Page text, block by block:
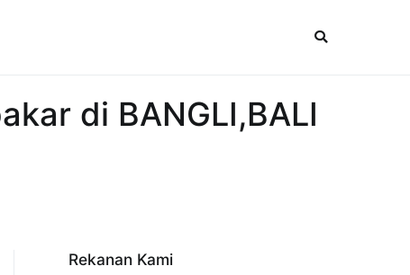
di BANGLI,BALI
Rekanan Kami